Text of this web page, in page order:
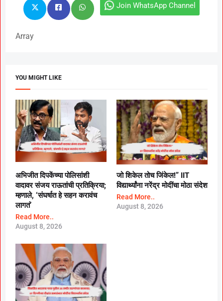
Join WhatsApp Channel
Array
YOU MIGHT LIKE
अभिजीत दिपकेंच्या पोलिसांशी
वादावर संजय राऊतांची प्रतिक्रिया;
म्हणाले, ‘संघर्षात हे सहन करावंच
लागतं’
Read More..
August 8, 2026
जो शिकेल तोच जिंकेल!” IIT
विद्यार्थ्यांना नरेंद्र मोदींचा मोठा संदेश
Read More..
August 8, 2026